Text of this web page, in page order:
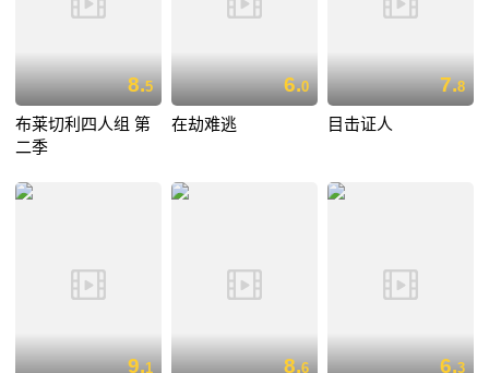
8.5
布莱切利四人组 第
二季
6.0
在劫难逃
7.8
目击证人
9.1 8.6 6.3